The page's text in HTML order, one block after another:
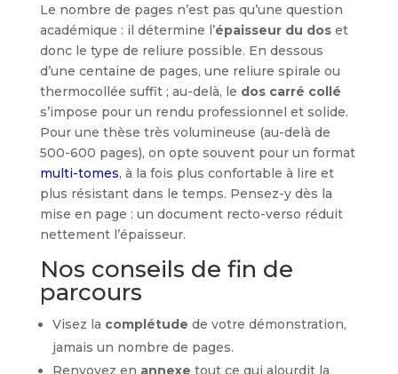
Le nombre de pages n’est pas qu’une question
académique : il détermine l’épaisseur du doset
donc le type de reliure possible. En dessous
d’une centaine de pages, une reliure spirale ou
thermocollée suffit ; au-delà, le dos carré collé
s’impose pour un rendu professionnel et solide.
Pour une thèse très volumineuse (au-delà de
500-600 pages), on opte souvent pour un format
multi-tomes, à la fois plus confortable à lire et
plus résistant dans le temps. Pensez-y dès la
mise en page : un document recto-verso réduit
nettement l’épaisseur.
Nos conseils de fin de
parcours
Visez la complétude de votre démonstration,
jamais un nombre de pages.
Renvoyez en annexe tout ce qui alourdit la